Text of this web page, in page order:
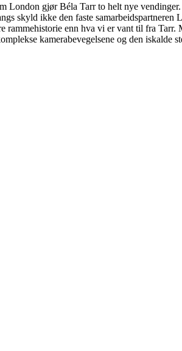
London gjør Béla Tarr to helt nye vendinger.
skyld ikke den faste samarbeidspartneren
rammehistorie enn hva vi er vant til fra Tarr.
kamerabevegelsene og den iskalde